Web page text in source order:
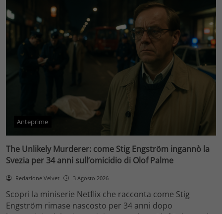
Anteprime
The Unlikely Murderer: come Stig Engström ingannò la
Svezia per 34 anni sull’omicidio di Olof Palme
Redazione Velvet 3 Agosto 2026
Scopri la miniserie Netflix che racconta come Stig
Engström rimase nascosto per 34 anni dopo